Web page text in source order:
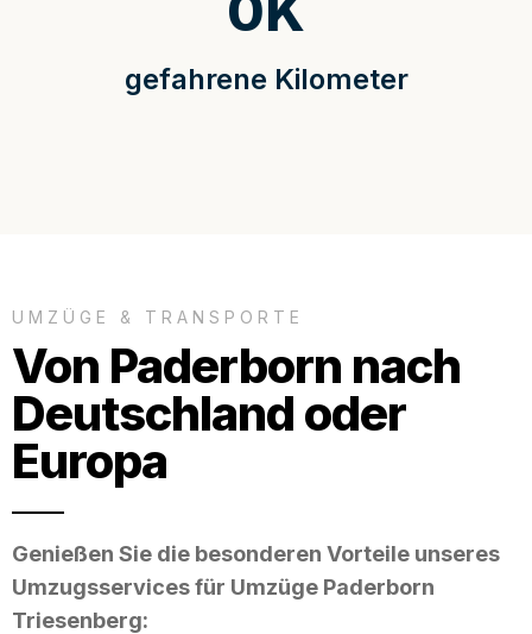
gefahrene Kilometer
UMZÜGE & TRANSPORTE
Von Paderborn nach
Deutschland oder
Europa
Genießen Sie die besonderen Vorteile unseres
Umzugsservices für Umzüge Paderborn
Triesenberg: